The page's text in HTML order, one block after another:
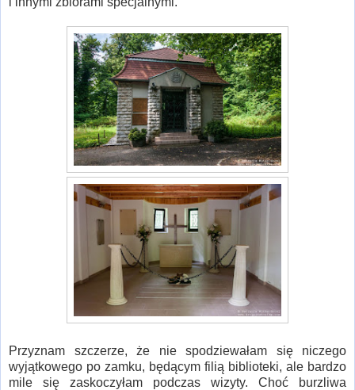
Przyznam szczerze, że nie spodziewałam się niczego
wyjątkowego po zamku, będącym filią biblioteki, ale bardzo
mile się zaskoczyłam podczas wizyty. Choć burzliwa